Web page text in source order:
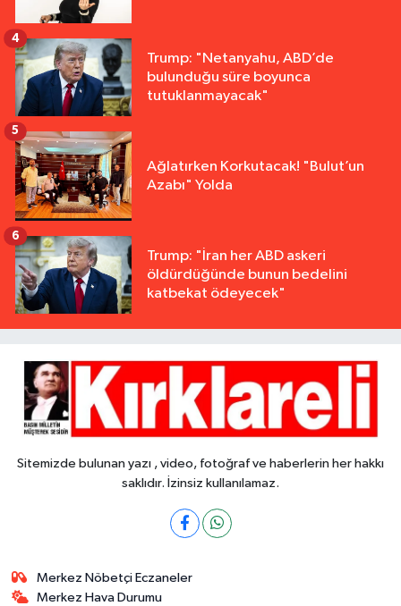
Trump: "Netanyahu, ABD’de
bulunduğu süre boyunca
tutuklanmayacak"
4
Ağlatırken Korkutacak! "Bulut’un
Azabı" Yolda
5
Trump: "İran her ABD askeri
öldürdüğünde bunun bedelini
katbekat ödeyecek"
6
Sitemizde bulunan yazı , video, fotoğraf ve haberlerin her hakkı
saklıdır. İzinsiz kullanılamaz.
Merkez Nöbetçi Eczaneler
Merkez Hava Durumu